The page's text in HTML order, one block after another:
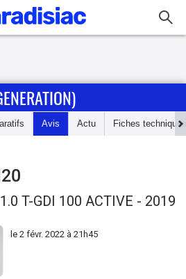
Avis Actu Fiches techniques
T-GDI 100 ACTIVE - 2019
le 2 févr. 2022 à 21h45